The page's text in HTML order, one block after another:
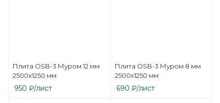
Плита OSB-3 Муром 12 мм
2500х1250 мм
950 ₽/лист
Плита OSB-3 Муром 8 мм
2500х1250 мм
690 ₽/лист